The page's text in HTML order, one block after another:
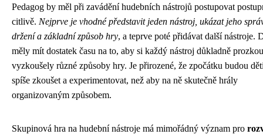
Pedagog by měl při zavádění hudebních nástrojů postupovat
citlivě. Nejprve je vhodné představit jeden nástroj, ukázat jeho
držení a základní způsob hry, a teprve poté přidávat další nástroje.
měly mít dostatek času na to, aby si každý nástroj důkladně
vyzkoušely různé způsoby hry. Je přirozené, že zpočátku budou
spíše zkoušet a experimentovat, než aby na ně skutečně hrály
organizovaným způsobem.
Skupinová hra na hudební nástroje má mimořádný význam pro